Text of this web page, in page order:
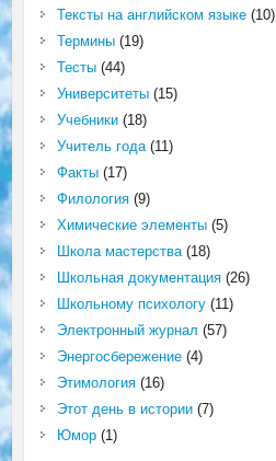
Тексты на английском языке(10)
Термины(19)
Тесты(44)
Университеты(15)
Учебники(18)
Учитель года(11)
Факты(17)
Филология(9)
Химические элементы(5)
Школа мастерства(18)
Школьная документация(26)
Школьному психологу(11)
Электронный журнал (57)
Энергосбережение(4)
Этимология(16)
Этот день в истории(7)
Юмор(1)